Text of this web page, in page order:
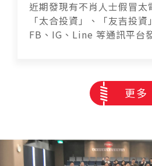
近期發現有不肖人士假冒太
「太合投資」、「友吉投
FB、IG、Line 等通訊平台
更多